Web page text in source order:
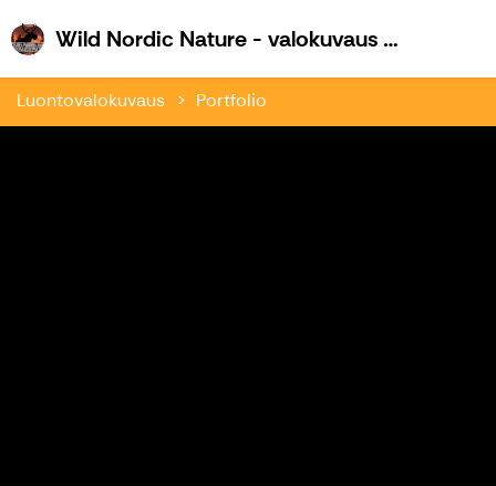
Wild Nordic Nature - valokuvaus ja retkeily
Luontovalokuvaus Portfolio